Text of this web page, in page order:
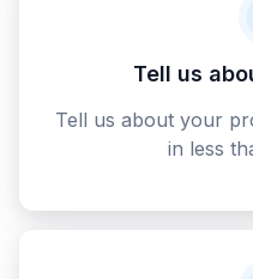
Tell us
Tell us about your
in less